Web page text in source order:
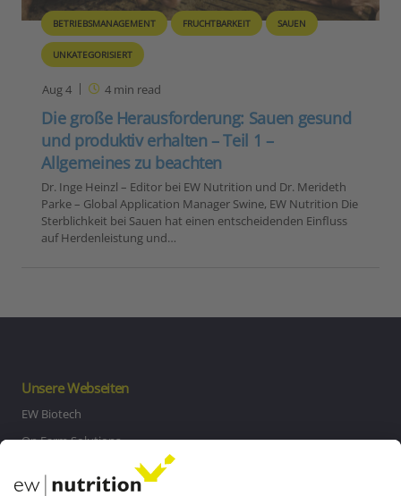
BETRIEBSMANAGEMENT FRUCHTBARKEIT SAUEN
UNKATEGORISIERT
Aug 4 4min read
Die große Herausforderung: Sauen gesund
und produktiv erhalten – Teil 1 –
Allgemeines zu beachten
Dr. Inge Heinzl – Editor bei EW Nutrition und Dr. Merideth
Parke – Global Application Manager Swine, EW Nutrition Die
Sterblichkeit bei Sauen hat einen entscheidenden Einfluss
auf Herdenleistung und…
Unsere Webseiten
EW Biotech
On Farm Solutions